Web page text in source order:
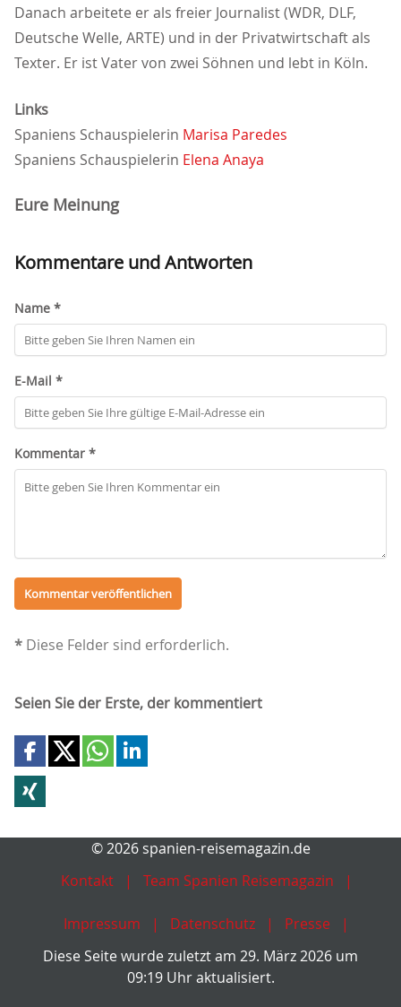
Danach arbeitete er als freier Journalist (WDR, DLF,
Deutsche Welle, ARTE) und in der Privatwirtschaft als
Texter. Er ist Vater von zwei Söhnen und lebt in Köln.
Links
Spaniens Schauspielerin Marisa Paredes
Spaniens Schauspielerin Elena Anaya
Eure Meinung
Kommentare und Antworten
Name *
E-Mail *
Kommentar *
* Diese Felder sind erforderlich.
Seien Sie der Erste, der kommentiert
© 2026 spanien-reisemagazin.de
Kontakt
Team Spanien Reisemagazin
Impressum Datenschutz
Presse
Diese Seite wurde zuletzt am 29. März 2026 um
09:19 Uhr aktualisiert.